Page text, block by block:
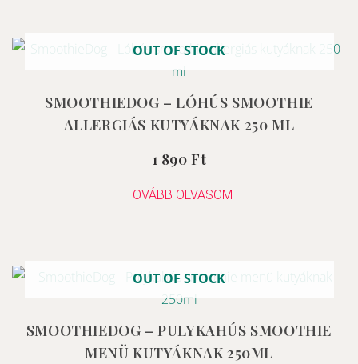
OUT OF STOCK
SMOOTHIEDOG – LÓHÚS SMOOTHIE
ALLERGIÁS KUTYÁKNAK 250 ML
1 890Ft
TOVÁBB OLVASOM
OUT OF STOCK
SMOOTHIEDOG – PULYKAHÚS SMOOTHIE
MENÜ KUTYÁKNAK 250ML